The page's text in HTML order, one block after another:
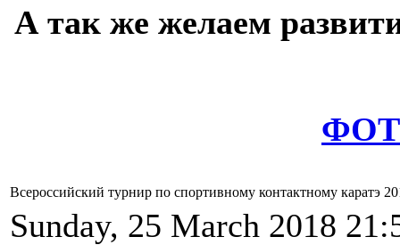
А так же желаем
Всероссийский турнир по спортивному контактному каратэ
Sunday, 25 March 2018